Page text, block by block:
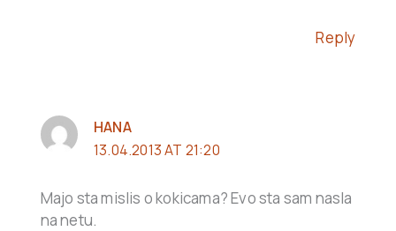
Reply
HANA
13.04.2013 AT 21:20
Majo sta mislis o kokicama? Evo sta sam nasla
na netu.